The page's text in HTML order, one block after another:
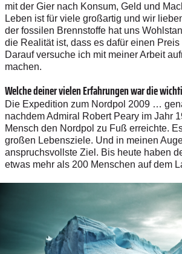
mit der Gier nach Konsum, Geld und
Leben ist für viele großartig und wir
der fossilen Brennstoffe hat uns
die Realität ist, dass es dafür einen
Darauf versuche ich mit meiner Arbeit
machen.
Welche deiner vielen Erfahrungen war die
Die Expedition zum Nordpol 2009 …
nachdem Admiral Robert Peary im Jahr
Mensch den Nordpol zu Fuß erreichte.
großen Lebensziele. Und in meinen
anspruchsvollste Ziel. Bis heute haben
etwas mehr als 200 Menschen auf dem